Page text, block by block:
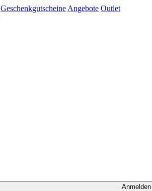
Geschenkgutscheine Angebote Outlet
Anmelden